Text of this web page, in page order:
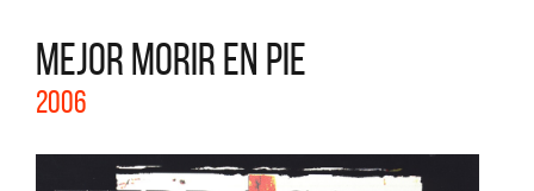
MEJOR MORIR EN PIE
2006